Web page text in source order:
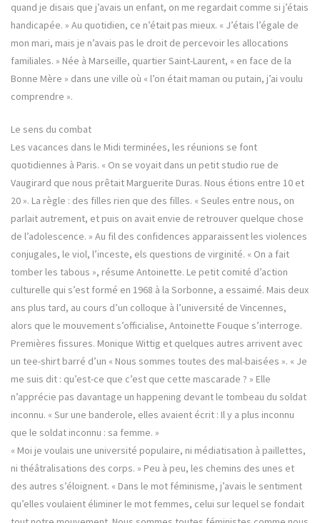
quand je disais que j’avais un enfant, on me regardait comme si j’étais
handicapée. » Au quotidien, ce n’était pas mieux. « J’étais l’égale de
mon mari, mais je n’avais pas le droit de percevoir les allocations
familiales. » Née à Marseille, quartier Saint-Laurent, « en face de la
Bonne Mère » dans une ville où « l’on était maman ou putain, j’ai voulu
comprendre ».
Le sens du combat
Les vacances dans le Midi terminées, les réunions se font
quotidiennes à Paris. « On se voyait dans un petit studio rue de
Vaugirard que nous prêtait Marguerite Duras. Nous étions entre 10 et
20 ». La règle : des filles rien que des filles. « Seules entre nous, on
parlait autrement, et puis on avait envie de retrouver quelque chose
de l’adolescence. » Au fil des confidences apparaissent les violences
conjugales, le viol, l’inceste, els questions de virginité. « On a fait
tomber les tabous », résume Antoinette. Le petit comité d’action
culturelle qui s’est formé en 1968 à la Sorbonne, a essaimé. Mais deux
ans plus tard, au cours d’un colloque à l’université de Vincennes,
alors que le mouvement s’officialise, Antoinette Fouque s’interroge.
Premières fissures. Monique Wittig et quelques autres arrivent avec
un tee-shirt barré d’un « Nous sommes toutes des mal-baisées ». « Je
me suis dit : qu’est-ce que c’est que cette mascarade ? » Elle
n’apprécie pas davantage un happening devant le tombeau du soldat
inconnu. « Sur une banderole, elles avaient écrit : Il y a plus inconnu
que le soldat inconnu : sa femme. »
« Moi je voulais une université populaire, ni médiatisation à paillettes,
ni théâtralisations des corps. » Peu à peu, les chemins des unes et
des autres s’éloignent. « Dans le mot féminisme, j’avais le sentiment
qu’elles voulaient éliminer le mot femmes, celui sur lequel se fondait